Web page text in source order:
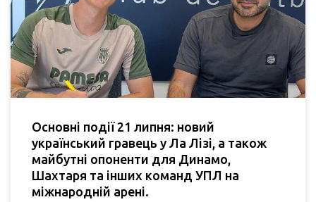
Основні події 21 липня: новий
український гравець у Ла Лізі, а також
майбутні опоненти для Динамо,
Шахтаря та інших команд УПЛ на
міжнародній арені.